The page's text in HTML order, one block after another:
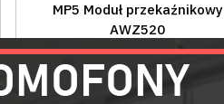
MP5 Moduł przekaźnikowy
AWZ520
Cena brutto: 97,17 zł
Cena netto:79,00 zł